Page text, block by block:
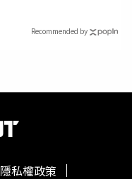
Recommended by
隱私權政策